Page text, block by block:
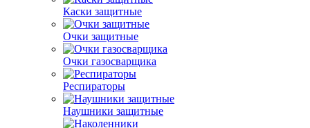
Каски защитные
Очки защитные
Очки газосварщика
Респираторы
Наушники защитные